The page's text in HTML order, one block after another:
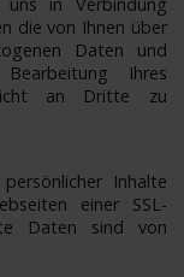
die von Ihnen über
Daten und
Ihres
an Dritte zu
Inhalte
einer SSL-
Daten sind von